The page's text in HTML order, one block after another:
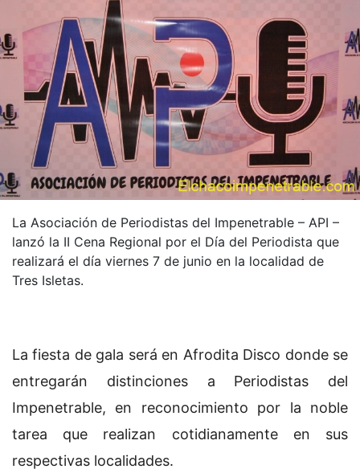
La Asociación de Periodistas del Impenetrable – API –
lanzó la II Cena Regional por el Día del Periodista que
realizará el día viernes 7 de junio en la localidad de
Tres Isletas.
La fiesta de gala será en Afrodita Disco donde se
entregarán distinciones a Periodistas del
Impenetrable, en reconocimiento por la noble
tarea que realizan cotidianamente en sus
respectivas localidades.